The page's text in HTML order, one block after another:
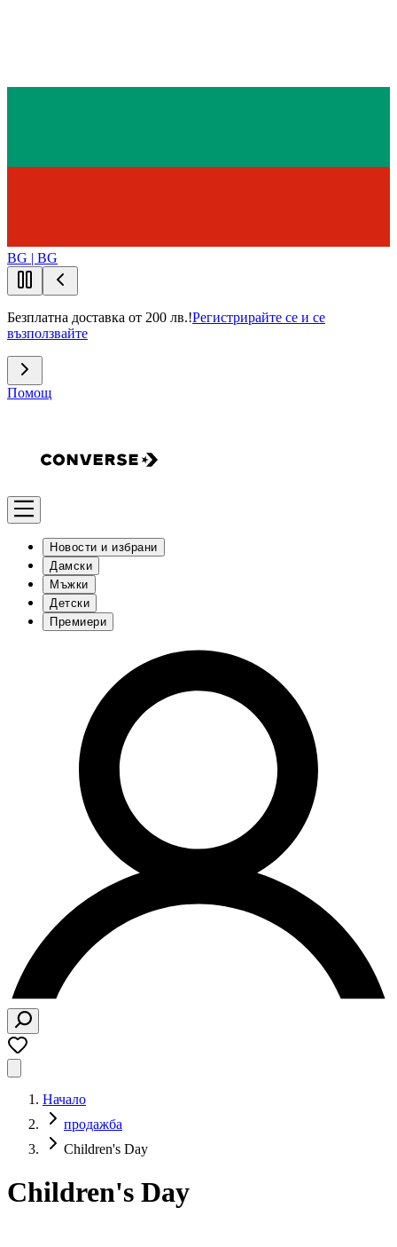
BG | BG
Безплатна доставка от 200 лв.!Регистрирайте се и се
възползвайте
Помощ
Новости и избрани
Дамски
Мъжки
Детски
Премиери
Начало
продажба
Children's Day
Children's Day